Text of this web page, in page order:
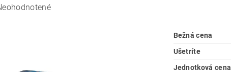
Bežná cena
Ušetríte
Jednotková cena